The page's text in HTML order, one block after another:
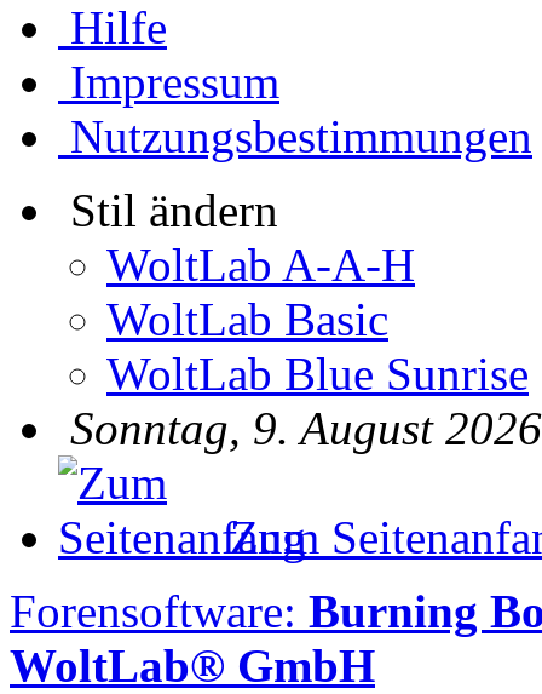
Hilfe
Impressum
Nutzungsbestimmungen
Stil ändern
WoltLab A-A-H
WoltLab Basic
WoltLab Blue Sunrise
Sonntag, 9. August
Zum
Forensoftware: Burning
WoltLab® GmbH